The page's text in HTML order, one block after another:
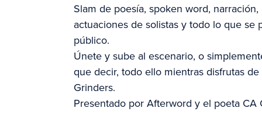
Slam de poesía, spoken word,
actuaciones de solistas y todo lo que
público.
Únete y sube al escenario, o
que decir, todo ello mientras disfrutas
Grinders.
Presentado por Afterword y el poeta CA